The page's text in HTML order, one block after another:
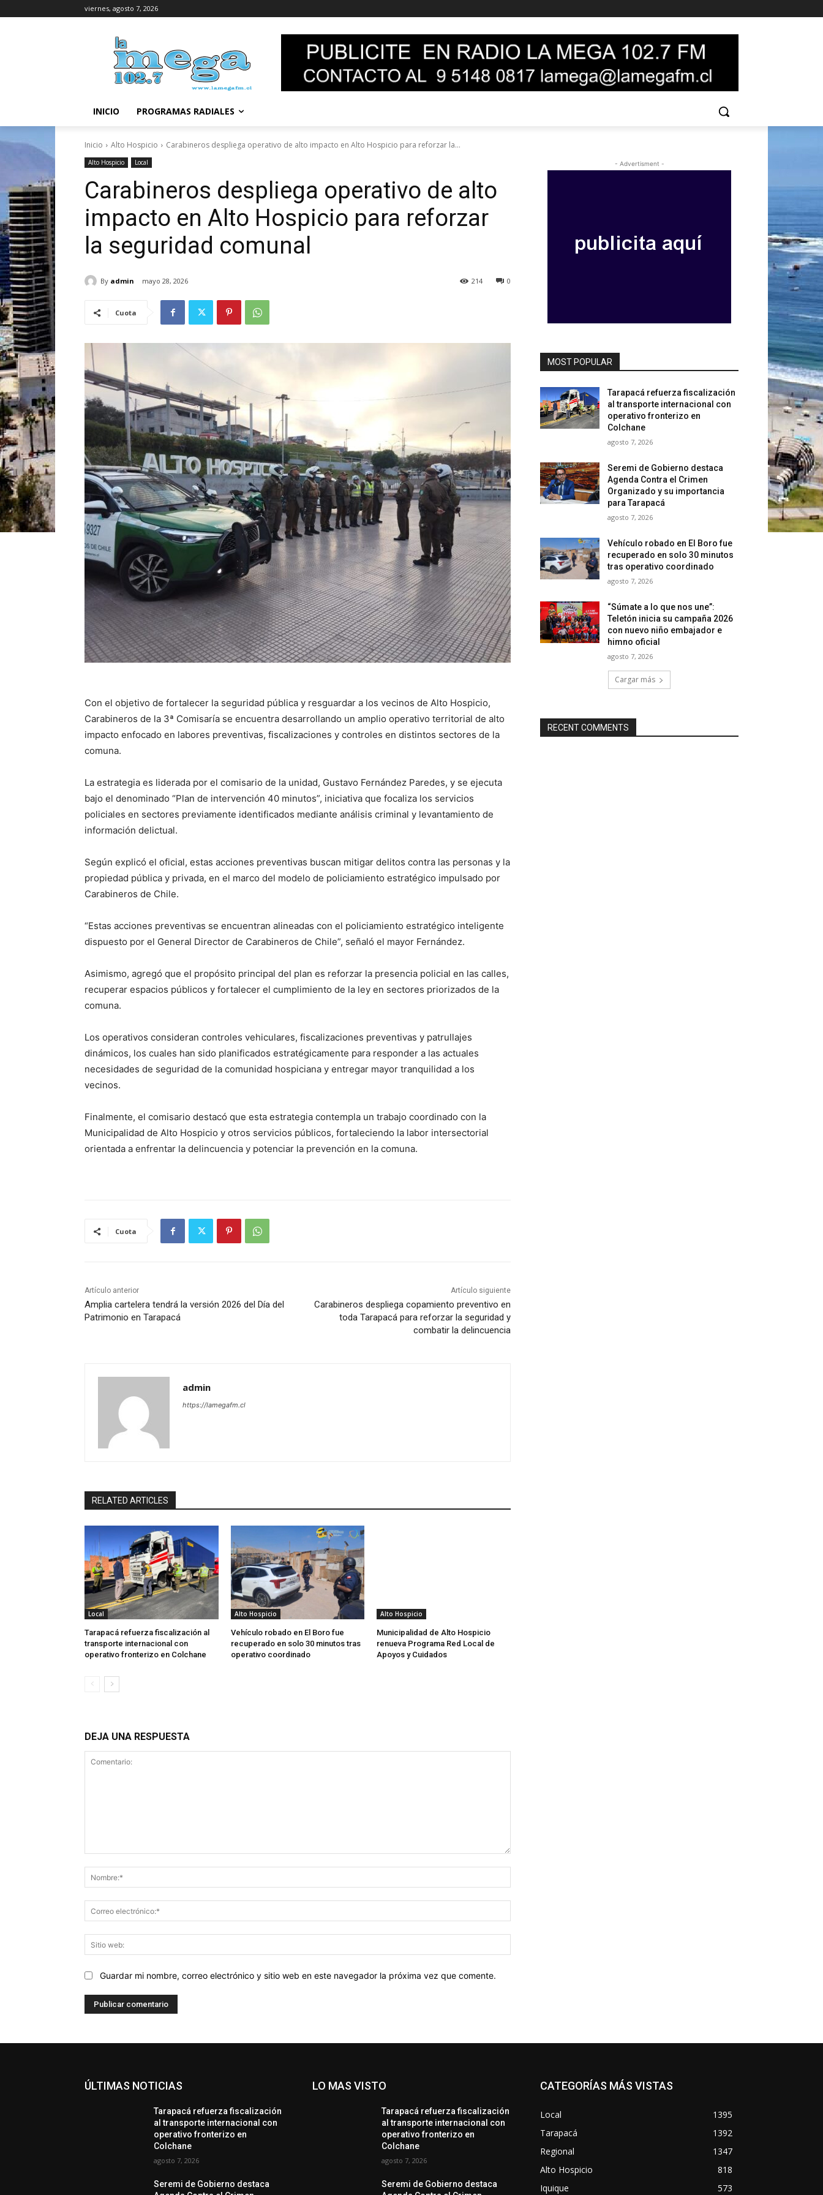
viernes, agosto 7, 2026
INICIO PROGRAMAS RADIALES
Inicio Alto Hospicio Carabineros despliega operativo de alto impacto en Alto Hospicio para reforzar la...
Alto Hospicio Local
Carabineros despliega operativo de alto
impacto en Alto Hospicio para reforzar
la seguridad comunal
By admin mayo 28, 2026 0
214
Cuota
Con el objetivo de fortalecer la seguridad pública y resguardar a los vecinos de Alto Hospicio,
Carabineros de la 3ª Comisaría se encuentra desarrollando un amplio operativo territorial de alto
impacto enfocado en labores preventivas, fiscalizaciones y controles en distintos sectores de la
comuna.
La estrategia es liderada por el comisario de la unidad, Gustavo Fernández Paredes, y se ejecuta
bajo el denominado “Plan de intervención 40 minutos”, iniciativa que focaliza los servicios
policiales en sectores previamente identificados mediante análisis criminal y levantamiento de
información delictual.
Según explicó el oficial, estas acciones preventivas buscan mitigar delitos contra las personas y la
propiedad pública y privada, en el marco del modelo de policiamiento estratégico impulsado por
Carabineros de Chile.
“Estas acciones preventivas se encuentran alineadas con el policiamiento estratégico inteligente
dispuesto por el General Director de Carabineros de Chile”, señaló el mayor Fernández.
Asimismo, agregó que el propósito principal del plan es reforzar la presencia policial en las calles,
recuperar espacios públicos y fortalecer el cumplimiento de la ley en sectores priorizados de la
comuna.
Los operativos consideran controles vehiculares, fiscalizaciones preventivas y patrullajes
dinámicos, los cuales han sido planificados estratégicamente para responder a las actuales
necesidades de seguridad de la comunidad hospiciana y entregar mayor tranquilidad a los
vecinos.
Finalmente, el comisario destacó que esta estrategia contempla un trabajo coordinado con la
Municipalidad de Alto Hospicio y otros servicios públicos, fortaleciendo la labor intersectorial
orientada a enfrentar la delincuencia y potenciar la prevención en la comuna.
Cuota
Artículo anterior
Amplia cartelera tendrá la versión 2026 del Día del
Patrimonio en Tarapacá
Artículo siguiente
Carabineros despliega copamiento preventivo en
toda Tarapacá para reforzar la seguridad y
combatir la delincuencia
admin
https://lamegafm.cl
RELATED ARTICLES
Local
Tarapacá refuerza fiscalización al
transporte internacional con
operativo fronterizo en Colchane
Alto Hospicio
Vehículo robado en El Boro fue
recuperado en solo 30 minutos tras
operativo coordinado
Alto Hospicio
Municipalidad de Alto Hospicio
renueva Programa Red Local de
Apoyos y Cuidados
DEJA UNA RESPUESTA
electrónico:*
web:
Guardar mi nombre, correo electrónico y sitio web en este navegador la próxima vez que comente.
- Advertisment -
MOST POPULAR
Tarapacá refuerza fiscalización
al transporte internacional con
operativo fronterizo en
Colchane
agosto 7, 2026
Seremi de Gobierno destaca
Agenda Contra el Crimen
Organizado y su importancia
para Tarapacá
agosto 7, 2026
Vehículo robado en El Boro fue
recuperado en solo 30 minutos
tras operativo coordinado
agosto 7, 2026
“Súmate a lo que nos une”:
Teletón inicia su campaña 2026
con nuevo niño embajador e
himno oficial
agosto 7, 2026
Cargar más
RECENT COMMENTS
ÚLTIMAS NOTICIAS
Tarapacá refuerza fiscalización
al transporte internacional con
operativo fronterizo en
Colchane
agosto 7, 2026
Seremi de Gobierno destaca
LO MAS VISTO
Tarapacá refuerza fiscalización
al transporte internacional con
operativo fronterizo en
Colchane
agosto 7, 2026
Seremi de Gobierno destaca
CATEGORÍAS MÁS VISTAS
Local
1395
Tarapacá
1392
Regional
1347
Alto Hospicio
818
Iquique
573